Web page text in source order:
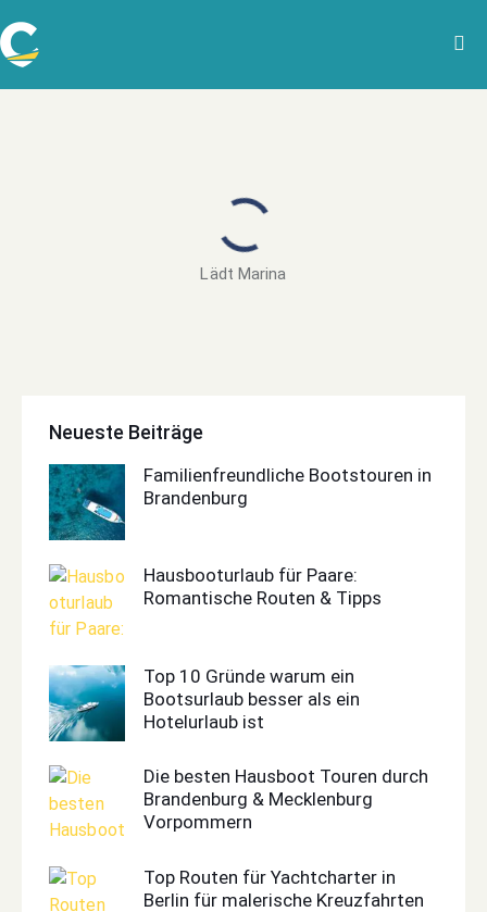
Lädt Marina
Neueste Beiträge
Familienfreundliche Bootstouren in
Brandenburg
Hausbooturlaub für Paare:
Romantische Routen & Tipps
Top 10 Gründe warum ein
Bootsurlaub besser als ein
Hotelurlaub ist
Die besten Hausboot Touren durch
Brandenburg & Mecklenburg
Vorpommern
Top Routen für Yachtcharter in
Berlin für malerische Kreuzfahrten